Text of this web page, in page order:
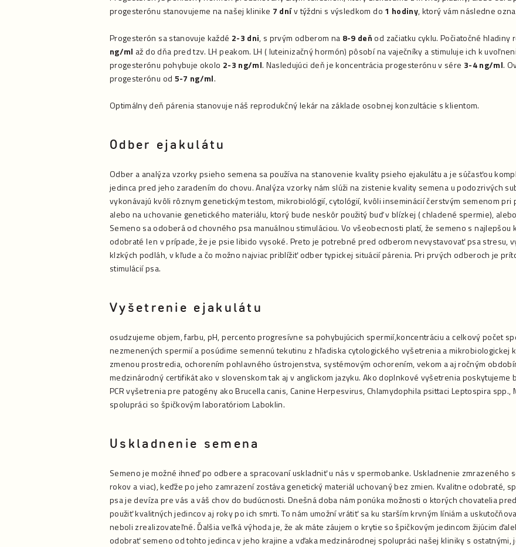
progesterónu stanovujeme na našej klinike 7 dnív týždni s výsledkom do 1 hodiny, ktorý vám následne
Progesterón sa stanovuje každé 2-3 dni, s prvým odberom na 8-9 deňod začiatku cyklu. Počiatočné
ng/ml až do dňa pred tzv. LH peakom. LH ( luteinizačný hormón) pôsobí na vaječníky a stimuluje ich k
progesterónu pohybuje okolo 2-3 ng/ml. Nasledujúci deň je koncentrácia progesterónu v sére 3-4 ng/ml.
progesterónu od 5-7 ng/ml.
Optimálny deň párenia stanovuje náš reprodukčný lekár na základe osobnej konzultácie s klientom.
Odber ejakulátu
Odber a analýza vzorky psieho semena sa používa na stanovenie kvality psieho ejakulátu a je súčasťou
jedinca pred jeho zaradením do chovu. Analýza vzorky nám slúži na zistenie kvality semena u podozrivých
vykonávajú kvôli rôznym genetickým testom, mikrobiológií, cytológií, kvôli inseminácií čerstvým semenom
alebo na uchovanie genetického materiálu, ktorý bude neskôr použitý buď v blízkej ( chladené spermie),
Semeno sa odoberá od chovného psa manuálnou stimuláciou. Vo všeobecnosti platí, že semeno s najlepšou
odobraté len v prípade, že je psie libido vysoké. Preto je potrebné pred odberom nevystavovať psa stresu,
klzkých podláh, v kľude a čo možno najviac priblížiť odber typickej situácií párenia. Pri prvých odberoch je
stimulácií psa.
Vyšetrenie ejakulátu
osudzujeme objem, farbu, pH, percento progresívne sa pohybujúcich spermií,koncentráciu a celkový počet
nezmenených spermií a posúdime semennú tekutinu z hľadiska cytologického vyšetrenia a mikrobiologickej
zmenou prostredia, ochorením pohlavného ústrojenstva, systémovým ochorením, vekom a aj ročným
medzinárodný certifikát ako v slovenskom tak aj v anglickom jazyku. Ako doplnkové vyšetrenia poskytujeme
PCR vyšetrenia pre patogény ako Brucella canis, Canine Herpesvirus, Chlamydophila psittaci Leptospira spp.,
spolupráci so špičkovým laboratóriom Laboklin.
Uskladnenie semena
Semeno je možné ihneď po odbere a spracovaní uskladniť u nás v spermobanke. Uskladnenie zmrazeného
rokov a viac), keďže po jeho zamrazení zostáva genetický materiál uchovaný bez zmien. Kvalitne odobraté,
psa je devíza pre vás a váš chov do budúcnosti. Dnešná doba nám ponúka možnosti o ktorých chovatelia
použiť kvalitných jedincov aj roky po ich smrti. To nám umožní vrátiť sa ku starším krvným líniám a
neboli zrealizovateľné. Ďalšia veľká výhoda je, že ak máte záujem o krytie so špičkovým jedincom žijúcim
odobrať semeno od tohto jedinca v jeho krajine a vďaka medzinárodnej spolupráci našej kliniky s ostatnými,